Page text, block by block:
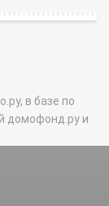
в базе по
домофонд.ру и